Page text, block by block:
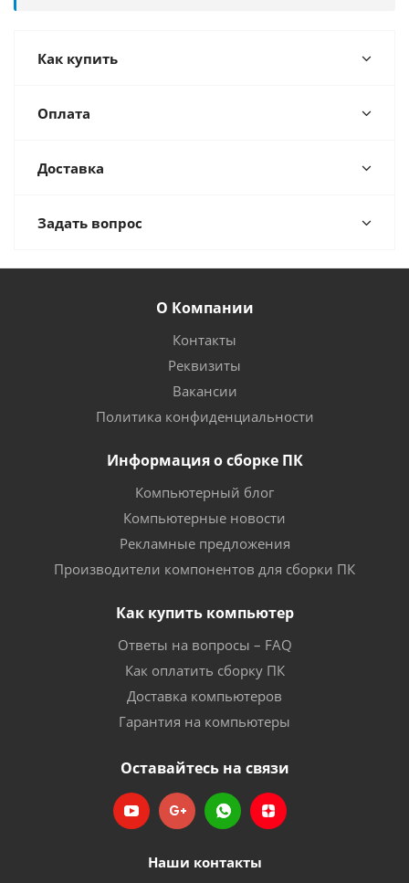
Как купить
Оплата
Доставка
Задать вопрос
О Компании
Контакты
Реквизиты
Вакансии
Политика конфиденциальности
Информация о сборке ПК
Компьютерный блог
Компьютерные новости
Рекламные предложения
Производители компонентов для сборки ПК
Как купить компьютер
Ответы на вопросы – FAQ
Как оплатить сборку ПК
Доставка компьютеров
Гарантия на компьютеры
Оставайтесь на связи
Наши контакты